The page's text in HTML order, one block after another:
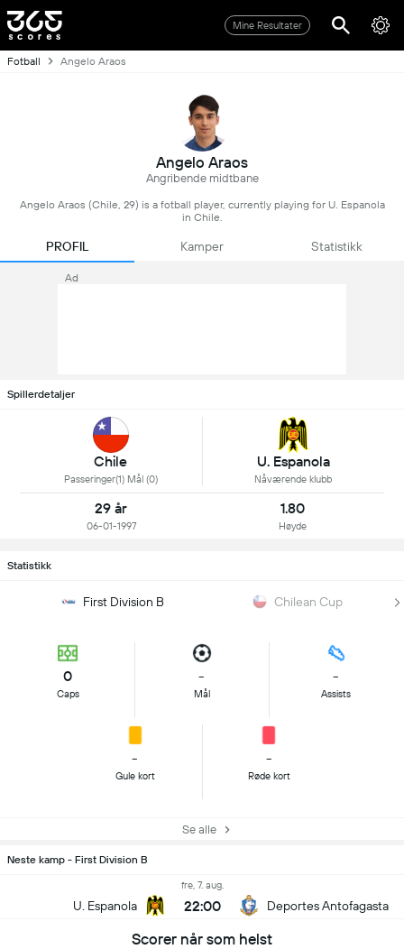
Mine Resultater
Fotball Angelo Araos
Angelo Araos
Angribende midtbane
Angelo Araos (Chile, 29) is a fotball player, currently playing for U. Espanola
in Chile.
PROFIL Kamper Statistikk
Ad
Spillerdetaljer
Chile
Passeringer(1) Mål (0)
U. Espanola
Nåværende klubb
29 år
06-01-1997
1.80
Høyde
Statistikk
First Division B Chilean Cup
0
Caps
-
Mål
-
Assists
-
Gule kort
-
Røde kort
Se alle
Neste kamp - First Division B
U. Espanola
fre, 7. aug.
22:00 Deportes Antofagasta
Scorer når som helst